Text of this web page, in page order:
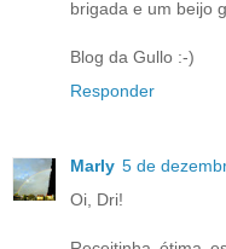
brigada e um beijo
Blog da Gullo :-)
Responder
Marly 5 de
Oi, Dri!